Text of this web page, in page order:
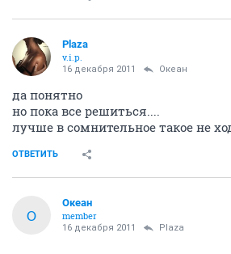
Plaza
v.i.p.
16 декабря 2011 Океан
да понятно
но пока все решиться....
лучше в сомнительное такое не
ОТВЕТИТЬ
О
Океан
member
16 декабря 2011 Plaza